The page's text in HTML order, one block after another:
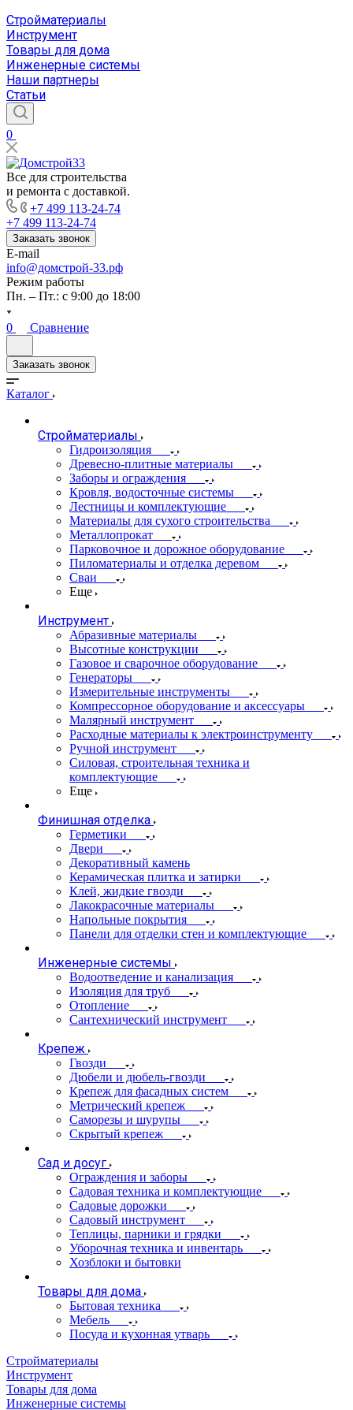
Стройматериалы
Инструмент
Товары для дома
Инженерные системы
Наши партнеры
Статьи
0
Все для строительства
и ремонта с доставкой.
+7 499 113-24-74
+7 499 113-24-74
Заказать звонок
E-mail
info@домстрой-33.рф
Режим работы
Пн. – Пт.: с 9:00 до 18:00
0 Сравнение
Заказать звонок
Каталог
Стройматериалы
Гидроизоляция
Древесно-плитные материалы
Заборы и ограждения
Кровля, водосточные системы
Лестницы и комплектующие
Материалы для сухого строительства
Металлопрокат
Парковочное и дорожное оборудование
Пиломатериалы и отделка деревом
Сваи
Еще
Инструмент
Абразивные материалы
Высотные конструкции
Газовое и сварочное оборудование
Генераторы
Измерительные инструменты
Компрессорное оборудование и аксессуары
Малярный инструмент
Расходные материалы к электроинструменту
Ручной инструмент
Силовая, строительная техника и
комплектующие
Еще
Финишная отделка
Герметики
Двери
Декоративный камень
Керамическая плитка и затирки
Клей, жидкие гвозди
Лакокрасочные материалы
Напольные покрытия
Панели для отделки стен и комплектующие
Инженерные системы
Водоотведение и канализация
Изоляция для труб
Отопление
Сантехнический инструмент
Крепеж
Гвозди
Дюбели и дюбель-гвозди
Крепеж для фасадных систем
Метрический крепеж
Саморезы и шурупы
Скрытый крепеж
Сад и досуг
Ограждения и заборы
Садовая техника и комплектующие
Садовые дорожки
Садовый инструмент
Теплицы, парники и грядки
Уборочная техника и инвентарь
Хозблоки и бытовки
Товары для дома
Бытовая техника
Мебель
Посуда и кухонная утварь
Стройматериалы
Инструмент
Товары для дома
Инженерные системы